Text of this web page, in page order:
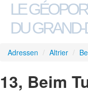
LE
DU
Adressen / Altrier /
13, Beim